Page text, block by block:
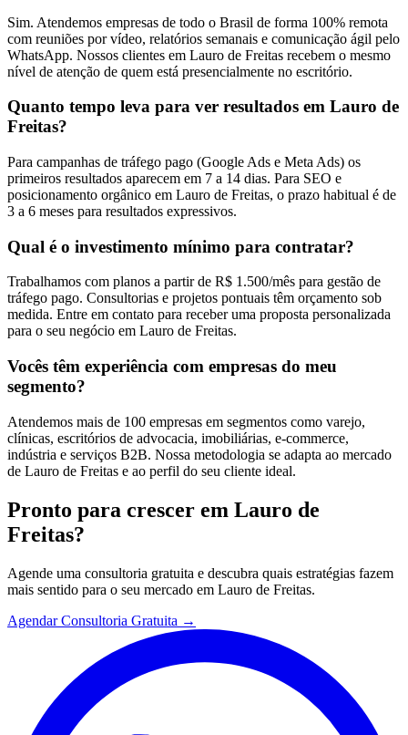
Sim. Atendemos empresas de todo o Brasil de forma 100% remota
com reuniões por vídeo, relatórios semanais e comunicação ágil pelo
WhatsApp. Nossos clientes em Lauro de Freitas recebem o mesmo
nível de atenção de quem está presencialmente no escritório.
Quanto tempo leva para ver resultados em Lauro de
Freitas?
Para campanhas de tráfego pago (Google Ads e Meta Ads) os
primeiros resultados aparecem em 7 a 14 dias. Para SEO e
posicionamento orgânico em Lauro de Freitas, o prazo habitual é de
3 a 6 meses para resultados expressivos.
Qual é o investimento mínimo para contratar?
Trabalhamos com planos a partir de R$ 1.500/mês para gestão de
tráfego pago. Consultorias e projetos pontuais têm orçamento sob
medida. Entre em contato para receber uma proposta personalizada
para o seu negócio em Lauro de Freitas.
Vocês têm experiência com empresas do meu
segmento?
Atendemos mais de 100 empresas em segmentos como varejo,
clínicas, escritórios de advocacia, imobiliárias, e-commerce,
indústria e serviços B2B. Nossa metodologia se adapta ao mercado
de Lauro de Freitas e ao perfil do seu cliente ideal.
Pronto para crescer em Lauro de
Freitas?
Agende uma consultoria gratuita e descubra quais estratégias fazem
mais sentido para o seu mercado em Lauro de Freitas.
Agendar Consultoria Gratuita →